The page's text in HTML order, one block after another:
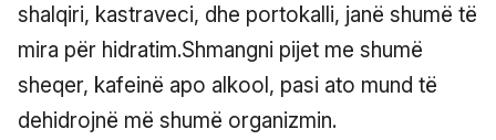
shalqiri, kastraveci, dhe portokalli, janë shumë të
mira për hidratim.Shmangni pijet me shumë
sheqer, kafeinë apo alkool, pasi ato mund të
dehidrojnë më shumë organizmin.